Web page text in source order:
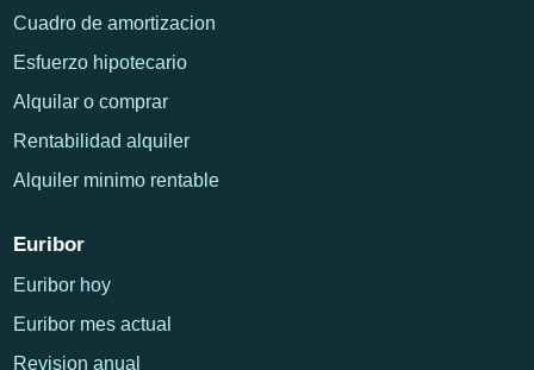
Cuadro de amortizacion
Esfuerzo hipotecario
Alquilar o comprar
Rentabilidad alquiler
Alquiler minimo rentable
Euribor
Euribor hoy
Euribor mes actual
Revision anual